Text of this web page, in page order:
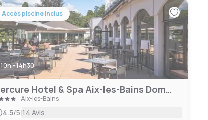
Accès piscine inclus
10h - 14h30
Mercure Hotel & Spa Aix-les-Bains Domaine Marlioz
Aix-les-Bains
4.5/5|14 Avis